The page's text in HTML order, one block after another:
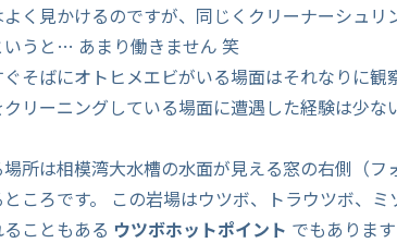
く見かけるのですが、同じくクリーナーシュリ
うと… あまり働きません 笑
そばにオトヒメエビがいる場面はそれなりに観
リーニングしている場面に遭遇した経験は少な
所は相模湾大水槽の水面が見える窓の右側（フ
ころです。 この岩場はウツボ、トラウツボ、
こともある ウツボホットポイント でもあります